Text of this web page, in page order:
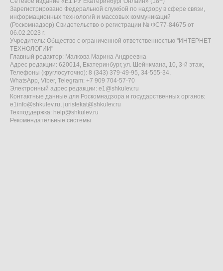
Зарегистрировано Федеральной службой по надзору в сфере связи,
информационных технологий и массовых коммуникаций
(Роскомнадзор) Свидетельство о регистрации № ФС77-84675 от
06.02.2023 г.
Учредитель: Общество с ограниченной ответственностью "ИНТЕРНЕТ
ТЕХНОЛОГИИ"
Главный редактор: Малкова Марина Андреевна
Адрес редакции: 620014, Екатеринбург, ул. Шейнкмана, 10, 3-й этаж,
Телефоны (круглосуточно): 8 (343) 379-49-95, 34-555-34,
WhatsApp, Viber, Telegram: +7 909 704-57-70
Электронный адрес редакции: e1@shkulev.ru
Контактные данные для Роскомнадзора и государственных органов:
e1info@shkulev.ru, juristekat@shkulev.ru
Техподдержка: help@shkulev.ru
Рекомендательные системы